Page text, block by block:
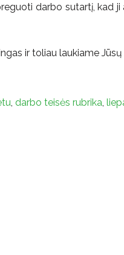
darbo sutartį, kad ji
ir toliau laukiame Jūsų
darbo teisės rubrika